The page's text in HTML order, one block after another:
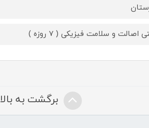
اصالت و سلامت فیزیکی ( 7 روزه )
برگشت به بالا